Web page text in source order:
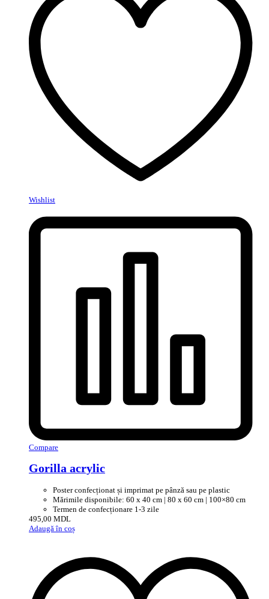
Wishlist
Compare
Gorilla acrylic
Poster confecționat și imprimat pe pânză sau pe plastic
Mărimile disponibile: 60 x 40 cm | 80 x 60 cm | 100×80 cm
Termen de confecționare 1-3 zile
495,00 MDL
Adaugă în coș